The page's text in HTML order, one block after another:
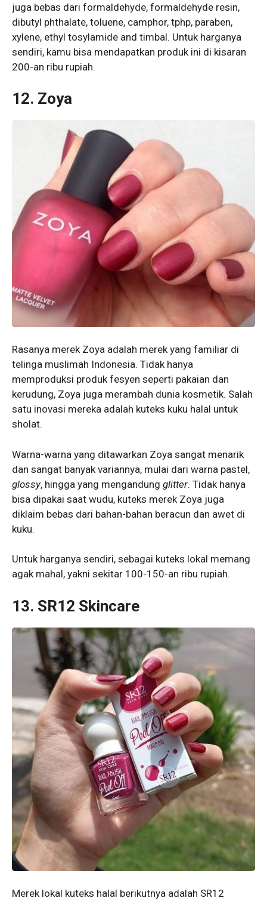
juga bebas dari formaldehyde, formaldehyde resin,
dibutyl phthalate, toluene, camphor, tphp, paraben,
xylene, ethyl tosylamide and timbal. Untuk harganya
sendiri, kamu bisa mendapatkan produk ini di kisaran
200-an ribu rupiah.
12. Zoya
Rasanya merek Zoya adalah merek yang familiar di
telinga muslimah Indonesia. Tidak hanya
memproduksi produk fesyen seperti pakaian dan
kerudung, Zoya juga merambah dunia kosmetik. Salah
satu inovasi mereka adalah kuteks kuku halal untuk
sholat.
Warna-warna yang ditawarkan Zoya sangat menarik
dan sangat banyak variannya, mulai dari warna pastel,
glossy, hingga yang mengandung glitter. Tidak hanya
bisa dipakai saat wudu, kuteks merek Zoya juga
diklaim bebas dari bahan-bahan beracun dan awet di
kuku.
Untuk harganya sendiri, sebagai kuteks lokal memang
agak mahal, yakni sekitar 100-150-an ribu rupiah.
13. SR12 Skincare
Merek lokal kuteks halal berikutnya adalah SR12